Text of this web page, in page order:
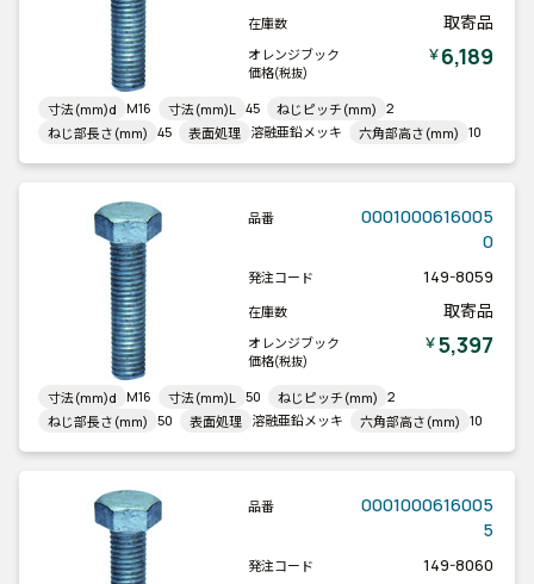
在庫数 取寄品
オレンジブック
価格(税抜)
￥6,189
寸法(mm)d M16 寸法(mm)L 45 ねじピッチ(mm) 2
ねじ部長さ(mm) 45 表面処理 溶融亜鉛メッキ 六角部高さ(mm) 10
品番
0001000616005
0
発注コード 149-8059
在庫数 取寄品
オレンジブック
価格(税抜)
￥5,397
寸法(mm)d M16 寸法(mm)L 50 ねじピッチ(mm) 2
ねじ部長さ(mm) 50 表面処理 溶融亜鉛メッキ 六角部高さ(mm) 10
品番
0001000616005
5
発注コード 149-8060